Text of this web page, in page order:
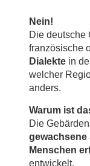
Nein!
Die deutsche
französische
Dialekte in
welcher
anders.
Warum ist
Die
gewachsene
Menschen
entwickelt.